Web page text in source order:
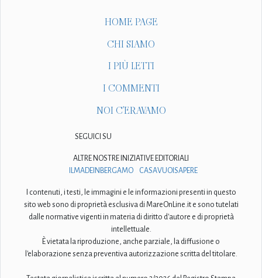
HOME PAGE
CHI SIAMO
I PIÙ LETTI
I COMMENTI
NOI C'ERAVAMO
SEGUICI SU
ALTRE NOSTRE INIZIATIVE EDITORIALI
ILMADEINBERGAMO
CASAVUOISAPERE
I contenuti, i testi, le immagini e le informazioni presenti in questo
sito web sono di proprietà esclusiva di MareOnLine.it e sono tutelati
dalle normative vigenti in materia di diritto d'autore e di proprietà
intellettuale.
È vietata la riproduzione, anche parziale, la diffusione o
l'elaborazione senza preventiva autorizzazione scritta del titolare.